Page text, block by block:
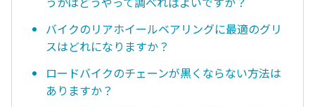
バイクのリアホイールベアリングに最適のグリ
スはどれになりますか？
ロードバイクのチェーンが黒くならない方法は
ありますか？